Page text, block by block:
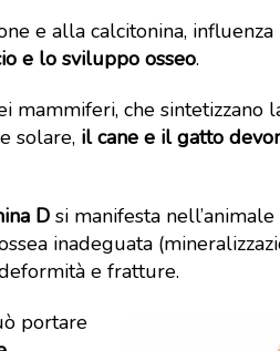
e alla calcitonina, influenza
e lo sviluppo osseo.
che sintetizzano
solare, il cane e il gatto
D si manifesta
inadeguata
e fratture.
portare